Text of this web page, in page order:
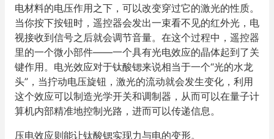
电材料的电压作用之下，可以改变穿过它的激光的性质。
当你按下按钮时，遥控器会发出一束看不见的红外光，电
视接收到信号之后就会调节音量。在这个过程中，遥控器
里的一个微小部件——一个具有光电效应的晶体起到了关
键作用。电光效应对于钛酸锶来说相当于一个“光的水龙
头”，当拧动电压旋钮，激光的流动就会发生变化，利用
这个效应可以制造光学开关和调制器，从而可以在量子计
算机内部精准地控制光路，进而可以传递信息。
压电效应则能让钛酸锶实现力与电的变形。